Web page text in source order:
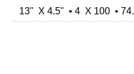
13" X 4.5" • 4 X 100 •